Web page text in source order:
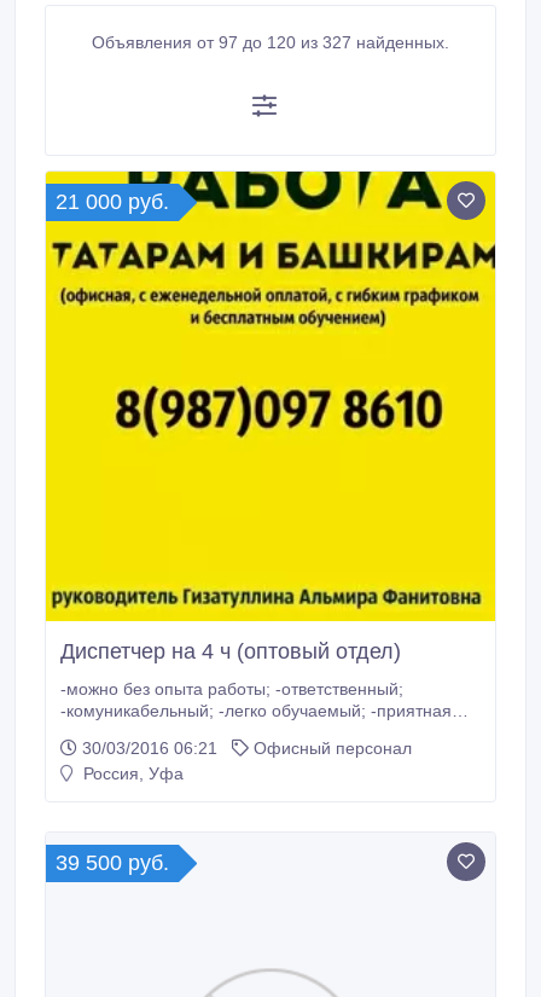
Объявления от 97 до 120 из 327 найденных.
21 000 руб.
Диспетчер на 4 ч (оптовый отдел)
-можно без опыта работы; -ответственный;
-комуникабельный; -легко обучаемый; -приятная
-прием входящих звонков; -работа за ПК и
др.орг.техникой; -отчет за текущий месяц; Условия
30/03/2016 06:21
Офисный персонал
Россия, Уфа
39 500 руб.